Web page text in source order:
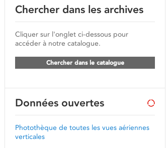
Chercher dans les archives
Cliquer sur l'onglet ci-dessous pour
accéder à notre catalogue.
Chercher dans le catalogue
Données ouvertes
Photothèque de toutes les vues aériennes
verticales